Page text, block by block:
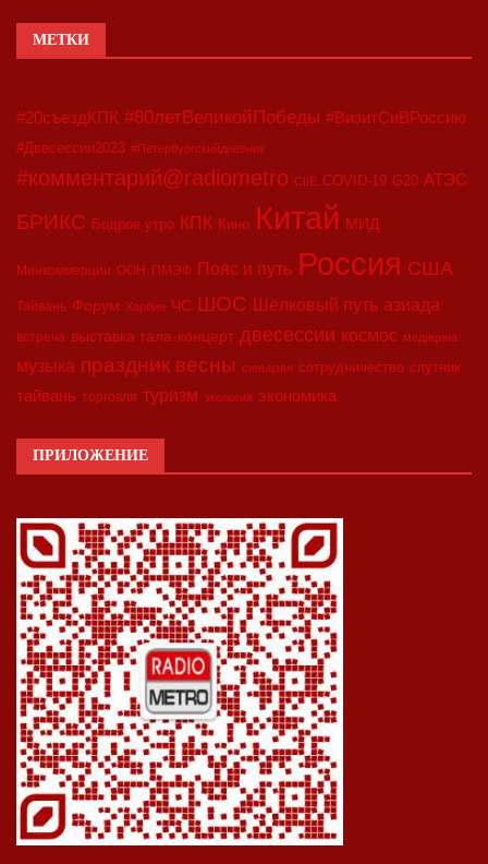
МЕТКИ
#20съездКПК #80летВеликойПобеды #ВизитСиВРоссию
#Двесессии2023 #Петербургскийдневник
#комментарий@radiometro CIIE COVID-19 G20 АТЭС
БРИКС Бодрое утро КПК Кино Китай МИД
Минкоммерции ООН ПМЭФ Пояс и путь Россия США
Тайвань Форум Харбин ЧС ШОС Шёлковый путь азиада
встреча выставка гала-концерт двесессии космос медицина
музыка праздник весны синьцзян сотрудничество спутник
тайвань торговля туризм экология экономика
ПРИЛОЖЕНИЕ